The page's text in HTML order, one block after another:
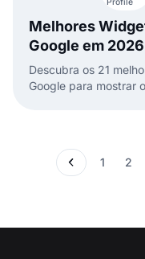
Profile
Melhores
Google em
Descubra os 21
Google para mostrar
1 2